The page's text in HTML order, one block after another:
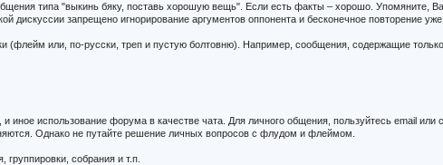
типа "выкинь бяку, поставь хорошую вещь". Если есть факты – хорошо. Упомяните,
запрещено игнорирование аргументов оппонента и бесконечное повторение
или, по-русски, треп и пустую болтовню). Например, сообщения, содержащие
иное использование форума в качестве чата. Для личного общения, пользуйтесь email
Однако не путайте решение личных вопросов с флудом и флеймом.
собрания и т.п.